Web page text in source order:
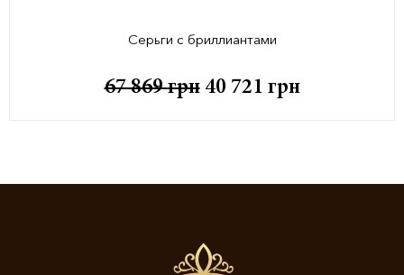
Серьги с бриллиантами
67 869грн 40 721 грн